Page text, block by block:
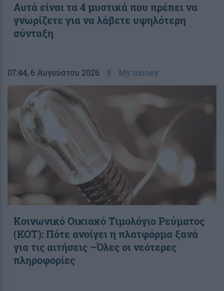
Αυτά είναι τα 4 μυστικά που πρέπει να
γνωρίζετε για να λάβετε υψηλότερη
σύνταξη
07:44, 6 Αυγούστου 2026 || My money
Κοινωνικό Οικιακό Τιμολόγιο Ρεύματος
(ΚΟΤ): Πότε ανοίγει η πλατφόρμα ξανά
για τις αιτήσεις –Όλες οι νεότερες
πληροφορίες